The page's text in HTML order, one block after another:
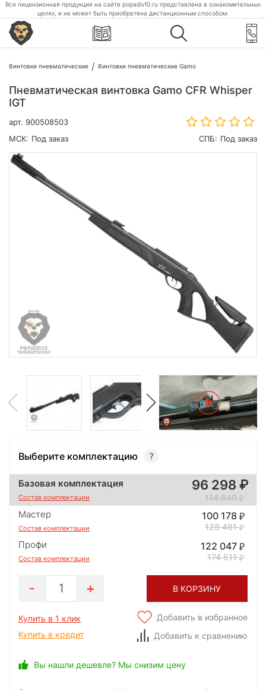
Вся лицензионная продукция на сайте popadiv10.ru представлена в ознакомительных
целях, и не может быть приобретена дистанционным способом.
Винтовки пневматические Винтовки пневматические Gamo
Пневматическая винтовка Gamo CFR Whisper
IGT
арт. 900508503
МСК: Под заказ СПБ: Под заказ
Выберите комплектацию
Базовая комплектация
Состав комплектации
96 298
114 540
Мастер
Состав комплектации
100 178
128 481
Профи
Состав комплектации
122 047
174 511
1 В КОРЗИНУ
Купить в 1 клик
Купить в кредит
Добавить в избранное
Добавить к сравнению
Вы нашли дешевле? Мы снизим цену